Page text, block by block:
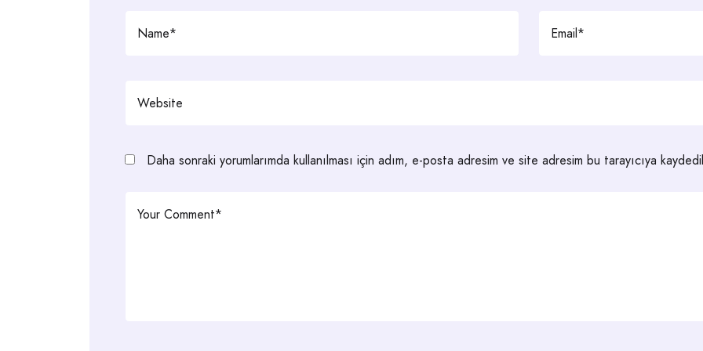
Daha sonraki yorumlarımda kullanılması için adım, e-posta adresim ve site adresim bu tarayıcıya